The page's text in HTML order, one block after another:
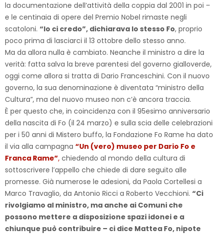
la documentazione dell’attività della coppia dal 2001 in poi –
e le centinaia di opere del Premio Nobel rimaste negli
scatoloni. “Io ci credo”, dichiarava lo stesso Fo, proprio
poco prima di lasciarci il 13 ottobre dello stesso anno.
Ma da allora nulla è cambiato. Neanche il ministro a dire la
verità: fatta salva la breve parentesi del governo gialloverde,
oggi come allora si tratta di Dario Franceschini. Con il nuovo
governo, la sua denominazione è diventata “ministro della
Cultura”, ma del nuovo museo non c’è ancora traccia.
È per questo che, in coincidenza con il 95esimo anniversario
della nascita di Fo (il 24 marzo) e sulla scia delle celebrazioni
per i 50 anni di Mistero buffo, la Fondazione Fo Rame ha dato
il via alla campagna “Un (vero) museo per Dario Fo e
Franca Rame”, chiedendo al mondo della cultura di
sottoscrivere l’appello che chiede di dare seguito alle
promesse. Già numerose le adesioni, da Paola Cortellesi a
Marco Travaglio, da Antonio Ricci a Roberto Vecchioni. “Ci
rivolgiamo al ministro, ma anche ai Comuni che
possono mettere a disposizione spazi idonei e a
chiunque può contribuire – ci dice Mattea Fo, nipote